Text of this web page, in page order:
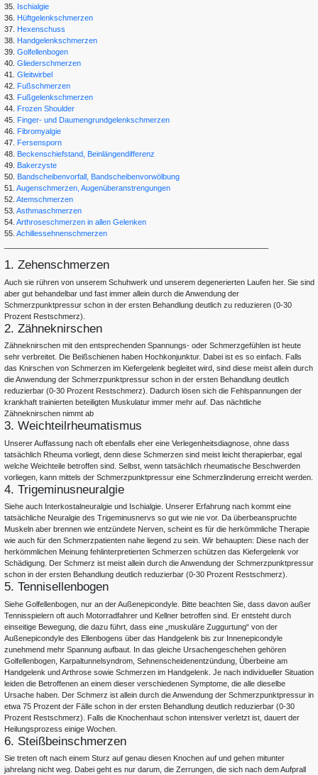
35.
Ischialgie
36.
Hüftgelenkschmerzen
37.
Hexenschuss
38.
Handgelenkschmerzen
39. Golfellenbogen
40. Gliederschmerzen
41. Gleitwirbel
42.
Fußschmerzen
43.
Fußgelenkschmerzen
44.
Frozen Shoulder
45.
Finger- und Daumengrundgelenkschmerzen
46.
Fibromyalgie
47.
Fersensporn
48.
Beckenschiefstand, Beinlängendifferenz
49.
Bakerzyste
50.
Bandscheibenvorfall, Bandscheibenvorwölbung
51. Augenschmerzen, Augenüberanstrengungen
52. Atemschmerzen
53. Asthmaschmerzen
54. Arthroseschmerzen in allen Gelenken
55. Achillessehnenschmerzen
1. Zehenschmerzen
Auch sie rühren von unserem Schuhwerk und unserem degenerierten Laufen her. Sie sind
aber gut behandelbar und fast immer allein durch die Anwendung der
Schmerzpunktpressur schon in der ersten Behandlung deutlich zu reduzieren (0-30
Prozent Restschmerz).
2. Zähneknirschen
Zähneknirschen mit den entsprechenden Spannungs- oder Schmerzgefühlen ist heute
sehr verbreitet. Die Beißschienen haben Hochkonjunktur. Dabei ist es so einfach. Falls
das Knirschen von Schmerzen im Kiefergelenk begleitet wird, sind diese meist allein durch
die Anwendung der Schmerzpunktpressur schon in der ersten Behandlung deutlich
reduzierbar (0-30 Prozent Restschmerz). Dadurch lösen sich die Fehlspannungen der
krankhaft trainierten beteiligten Muskulatur immer mehr auf. Das nächtliche
Zähneknirschen nimmt ab
3. Weichteilrheumatismus
Unserer Auffassung nach oft ebenfalls eher eine Verlegenheitsdiagnose, ohne dass
tatsächlich Rheuma vorliegt, denn diese Schmerzen sind meist leicht therapierbar, egal
welche Weichteile betroffen sind. Selbst, wenn tatsächlich rheumatische Beschwerden
vorliegen, kann mittels der Schmerzpunktpressur eine Schmerzlinderung erreicht werden.
4. Trigeminusneuralgie
Siehe auch Interkostalneuralgie und Ischialgie. Unserer Erfahrung nach kommt eine
tatsächliche Neuralgie des Trigeminusnervs so gut wie nie vor. Da überbeanspruchte
Muskeln aber brennen wie entzündete Nerven, scheint es für die herkömmliche Therapie
wie auch für den Schmerzpatienten nahe liegend zu sein. Wir behaupten: Diese nach der
herkömmlichen Meinung fehlinterpretierten Schmerzen schützen das Kiefergelenk vor
Schädigung. Der Schmerz ist meist allein durch die Anwendung der Schmerzpunktpressur
schon in der ersten Behandlung deutlich reduzierbar (0-30 Prozent Restschmerz).
5. Tennisellenbogen
Siehe Golfellenbogen, nur an der Außenepicondyle. Bitte beachten Sie, dass davon außer
Tennisspielern oft auch Motorradfahrer und Kellner betroffen sind. Er entsteht durch
einseitige Bewegung, die dazu führt, dass eine „muskuläre Zuggurtung“ von der
Außenepicondyle des Ellenbogens über das Handgelenk bis zur Innenepicondyle
zunehmend mehr Spannung aufbaut. In das gleiche Ursachengeschehen gehören
Golfellenbogen, Karpaltunnelsyndrom, Sehnenscheidenentzündung, Überbeine am
Handgelenk und Arthrose sowie Schmerzen im Handgelenk. Je nach individueller Situation
leiden die Betroffenen an einem dieser verschiedenen Symptome, die alle dieselbe
Ursache haben. Der Schmerz ist allein durch die Anwendung der Schmerzpunktpressur in
etwa 75 Prozent der Fälle schon in der ersten Behandlung deutlich reduzierbar (0-30
Prozent Restschmerz). Falls die Knochenhaut schon intensiver verletzt ist, dauert der
Heilungsprozess einige Wochen.
6. Steißbeinschmerzen
Sie treten oft nach einem Sturz auf genau diesen Knochen auf und gehen mitunter
jahrelang nicht weg. Dabei geht es nur darum, die Zerrungen, die sich nach dem Aufprall